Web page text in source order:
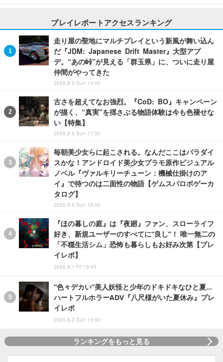
プレイレポートアクセスランキング
走り屋の聖地にマルチプレイという新風が舞い込ん
だ『JDM: Japanese Drift Master』大型アプ
デ。“あの峠”が見える「群玉県」に、ついに走り屋
仲間がやってきた
2026.8.9 Sun 14:00
古さを超えてなお強烈。『CoD: BO』キャンペーン
が描く、“真実”を揺さぶる物語体験は今も色褪せな
い【特集】
2026.8.9 Sun 17:30
毎朝美少女らに起こされる。なんだここはパラダイ
スかな！アンドロイド美少女プラモ原作ビジュアル
ノベル『ヴァルキリーチューン：機械仕掛けのア
イ』で待つのは二面性の物語【ゲムスパロボゲーカ
タログ】
2026.8.9 Sun 18:00
『ほの暮しの庭』は『夜廻』ファン、スローライフ
好き、新規ユーザーのすべてに“良し”！ 唯一無二の
「不穏生活シム」恐怖も暮らしもお好み次第【プレ
イレポ】
2026.8.7 Fri 19:45
“色々デカい”美人妖怪と少年のドキドキなひと夏…
ハートフルホラーADV『八尺様がいた夏休み』プレ
イレポ
2026.8.2 Sun 19:00
ランキングをもっと見る